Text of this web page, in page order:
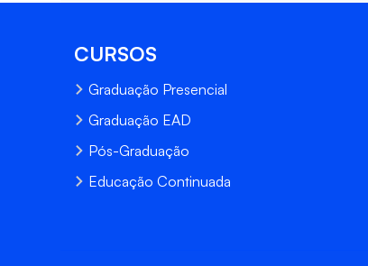
CURSOS
Graduação Presencial
Graduação EAD
Pós-Graduação
Educação Continuada